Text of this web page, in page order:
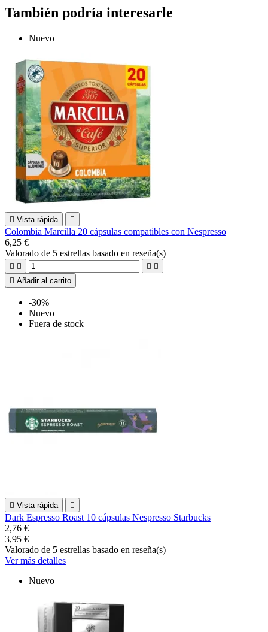
También podría interesarle
Nuevo
 Vista rápida 
Colombia Marcilla 20 cápsulas compatibles con Nespresso
6,25 €
Valorado de 5 estrellas basado en reseña(s)
   
 Añadir al carrito
-30%
Nuevo
Fuera de stock
 Vista rápida 
Dark Espresso Roast 10 cápsulas Nespresso Starbucks
2,76 €
3,95 €
Valorado de 5 estrellas basado en reseña(s)
Ver más detalles
Nuevo